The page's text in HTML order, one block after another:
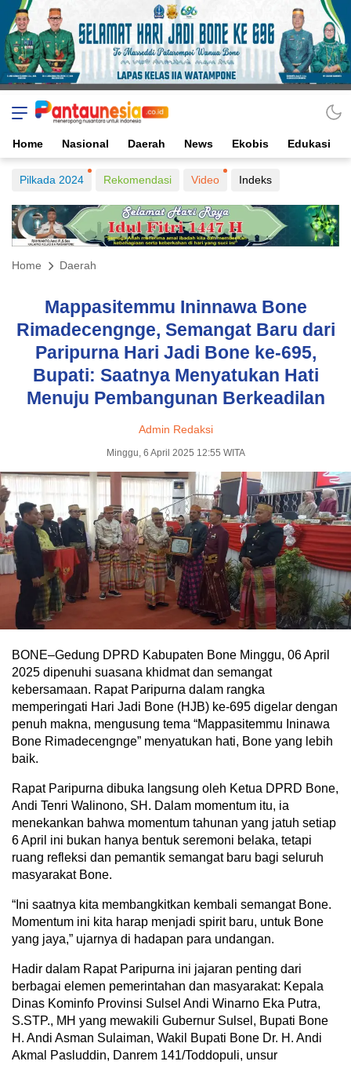
Home Nasional Daerah News Ekobis Edukasi
Pilkada 2024 Rekomendasi Video Indeks
Home Daerah
Mappasitemmu Ininnawa Bone
Rimadecengnge, Semangat Baru dari
Paripurna Hari Jadi Bone ke-695,
Bupati: Saatnya Menyatukan Hati
Menuju Pembangunan Berkeadilan
Admin Redaksi
Minggu, 6 April 2025 12:55 WITA
BONE–Gedung DPRD Kabupaten Bone Minggu, 06 April
2025 dipenuhi suasana khidmat dan semangat
kebersamaan. Rapat Paripurna dalam rangka
memperingati Hari Jadi Bone (HJB) ke-695 digelar dengan
penuh makna, mengusung tema “Mappasitemmu Ininawa
Bone Rimadecengnge” menyatukan hati, Bone yang lebih
baik.
Rapat Paripurna dibuka langsung oleh Ketua DPRD Bone,
Andi Tenri Walinono, SH. Dalam momentum itu, ia
menekankan bahwa momentum tahunan yang jatuh setiap
6 April ini bukan hanya bentuk seremoni belaka, tetapi
ruang refleksi dan pemantik semangat baru bagi seluruh
masyarakat Bone.
“Ini saatnya kita membangkitkan kembali semangat Bone.
Momentum ini kita harap menjadi spirit baru, untuk Bone
yang jaya,” ujarnya di hadapan para undangan.
Hadir dalam Rapat Paripurna ini jajaran penting dari
berbagai elemen pemerintahan dan masyarakat: Kepala
Dinas Kominfo Provinsi Sulsel Andi Winarno Eka Putra,
S.STP., MH yang mewakili Gubernur Sulsel, Bupati Bone
H. Andi Asman Sulaiman, Wakil Bupati Bone Dr. H. Andi
Akmal Pasluddin, Danrem 141/Toddopuli, unsur